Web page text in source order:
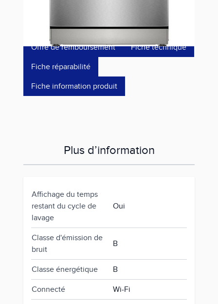
Offre de remboursement
Fiche technique
Fiche réparabilité
Fiche information produit
Plus d’information
Affichage du temps
restant du cycle de
lavage
Oui
Classe d'émission de
bruit
B
Classe énergétique B
Connecté Wi-Fi